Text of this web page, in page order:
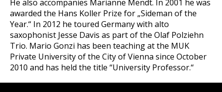
He also accompanies Marianne Mendt. In 2001 he was
awarded the Hans Koller Prize for „Sideman of the
Year.“ In 2012 he toured Germany with alto
saxophonist Jesse Davis as part of the Olaf Polziehn
Trio. Mario Gonzi has been teaching at the MUK
Private University of the City of Vienna since October
2010 and has held the title “University Professor.“